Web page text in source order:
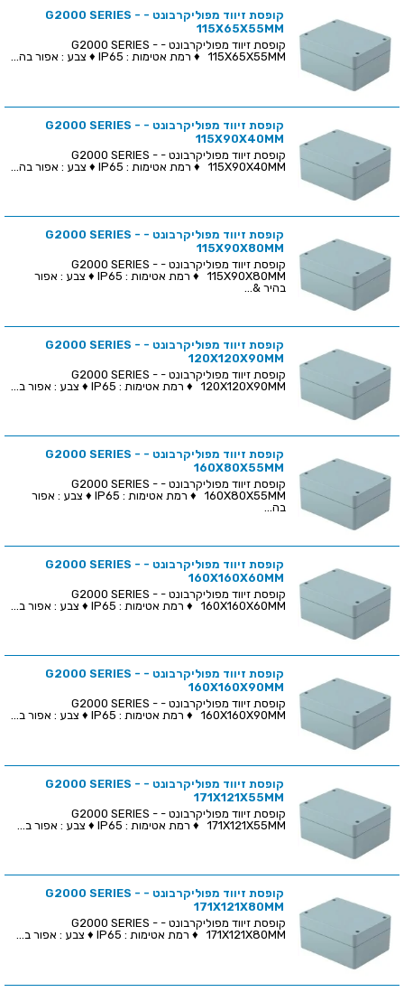
קופסת זיווד מפוליקרבונט - G2000 SERIES -
115X65X55MM
קופסת זיווד מפוליקרבונט - G2000 SERIES -
115X65X55MM ♦ רמת אטימות : IP65 ♦ צבע : אפור בה...
קופסת זיווד מפוליקרבונט - G2000 SERIES -
115X90X40MM
קופסת זיווד מפוליקרבונט - G2000 SERIES -
115X90X40MM ♦ רמת אטימות : IP65 ♦ צבע : אפור בה...
קופסת זיווד מפוליקרבונט - G2000 SERIES -
115X90X80MM
קופסת זיווד מפוליקרבונט - G2000 SERIES -
115X90X80MM ♦ רמת אטימות : IP65 ♦ צבע : אפור
בהיר &...
קופסת זיווד מפוליקרבונט - G2000 SERIES -
120X120X90MM
קופסת זיווד מפוליקרבונט - G2000 SERIES -
120X120X90MM ♦ רמת אטימות : IP65 ♦ צבע : אפור ב...
קופסת זיווד מפוליקרבונט - G2000 SERIES -
160X80X55MM
קופסת זיווד מפוליקרבונט - G2000 SERIES -
160X80X55MM ♦ רמת אטימות : IP65 ♦ צבע : אפור
בה...
קופסת זיווד מפוליקרבונט - G2000 SERIES -
160X160X60MM
קופסת זיווד מפוליקרבונט - G2000 SERIES -
160X160X60MM ♦ רמת אטימות : IP65 ♦ צבע : אפור ב...
קופסת זיווד מפוליקרבונט - G2000 SERIES -
160X160X90MM
קופסת זיווד מפוליקרבונט - G2000 SERIES -
160X160X90MM ♦ רמת אטימות : IP65 ♦ צבע : אפור ב...
קופסת זיווד מפוליקרבונט - G2000 SERIES -
171X121X55MM
קופסת זיווד מפוליקרבונט - G2000 SERIES -
171X121X55MM ♦ רמת אטימות : IP65 ♦ צבע : אפור ב...
קופסת זיווד מפוליקרבונט - G2000 SERIES -
171X121X80MM
קופסת זיווד מפוליקרבונט - G2000 SERIES -
171X121X80MM ♦ רמת אטימות : IP65 ♦ צבע : אפור ב...